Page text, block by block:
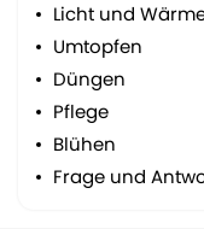
Licht und
Umtopfen
Düngen
Pflege
Blühen
Frage und